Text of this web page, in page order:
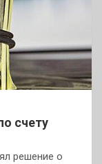
счету
решение о